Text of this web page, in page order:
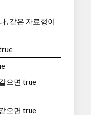
, 같은 자료형이
으면 true
으면 true